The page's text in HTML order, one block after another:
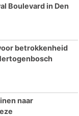
Boulevard in Den
betrokkenheid
naar